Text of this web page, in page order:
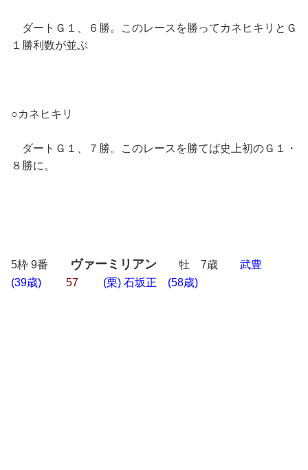
ダートＧ１、６勝。このレースを勝ってカネヒキリとＧ
１勝利数が並ぶ
○カネヒキリ
ダートＧ１、７勝。このレースを勝てば史上初のＧ１・
８勝に。
5枠 9番 ヴァーミリアン 牡 7歳 武豊
(39歳) 57 (栗) 石坂正 (58歳)